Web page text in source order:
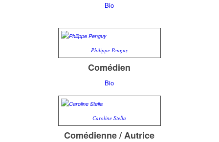
Bio
Philippe Penguy
Comédien
Bio
Caroline Stella
Comédienne / Autrice